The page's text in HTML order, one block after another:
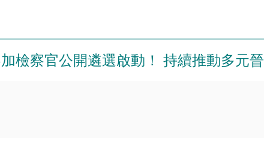
檢察官公開遴選啟動！ 持續推動多元